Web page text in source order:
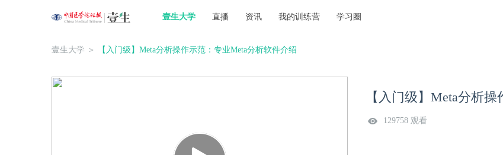
壹生大学 直播 资讯 我的训练营 学习圈
壹生大学 ＞ 【入门级】Meta分析操作示范：专业Meta分析软件介绍
【入门级】Meta分析
129758 观看